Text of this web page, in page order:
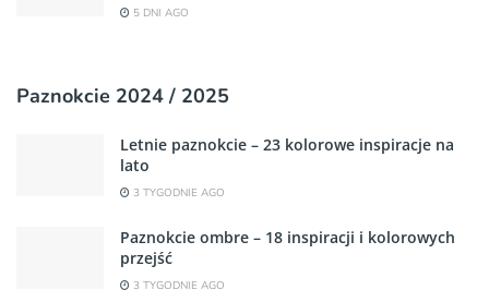
5 DNI AGO
Paznokcie 2024 / 2025
Letnie paznokcie – 23 kolorowe inspiracje na
lato
3 TYGODNIE AGO
Paznokcie ombre – 18 inspiracji i kolorowych
przejść
3 TYGODNIE AGO